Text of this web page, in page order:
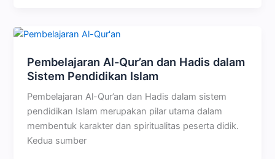
Pembelajaran Al-Qur’an dan Hadis dalam
Sistem Pendidikan Islam
Pembelajaran Al-Qur’an dan Hadis dalam sistem
pendidikan Islam merupakan pilar utama dalam
membentuk karakter dan spiritualitas peserta didik.
Kedua sumber